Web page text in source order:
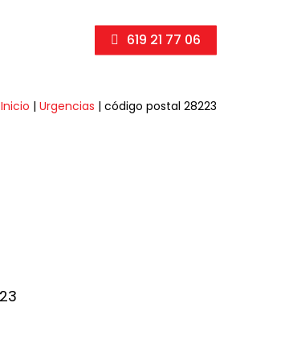
619 21 77 06
Inicio | Urgencias | código postal 28223